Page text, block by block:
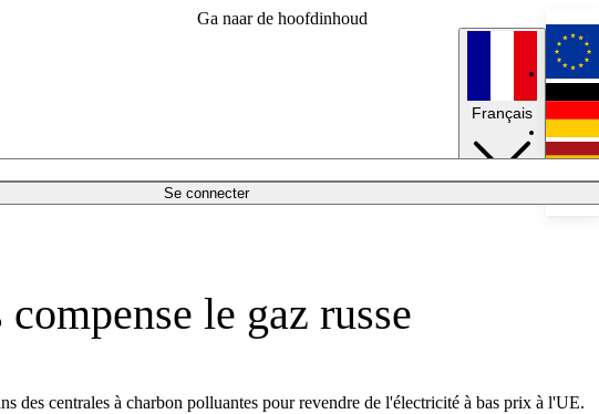
Ga naar de hoofdinhoud
Se connecter
Français
le gaz russe
des centrales à charbon polluantes pour revendre de l'électricité à bas prix à l'UE.